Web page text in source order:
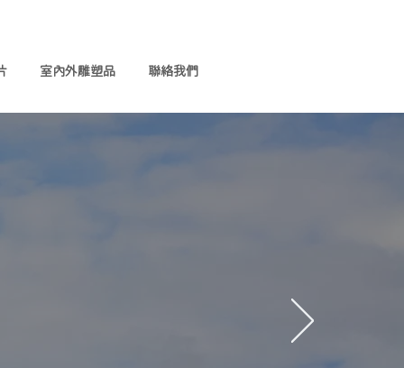
室內外雕塑品 聯絡我們